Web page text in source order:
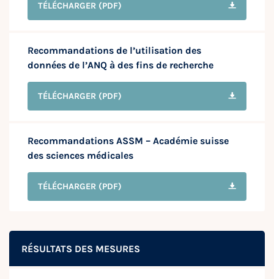
RÉSULTATS DES MESURES
TÉLÉCHARGER (PDF)
Recommandations de l’utilisation des
données de l’ANQ à des fins de recherche
TÉLÉCHARGER (PDF)
Recommandations ASSM – Académie suisse
des sciences médicales
TÉLÉCHARGER (PDF)